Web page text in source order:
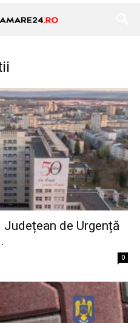
de Urgență
0